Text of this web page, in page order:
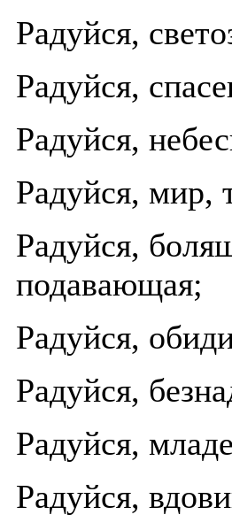
Радуйся,
Радуйся,
Радуйся,
Радуйся, мир,
Радуйся,
подавающая;
Радуйся,
Радуйся,
Радуйся,
Радуйся,